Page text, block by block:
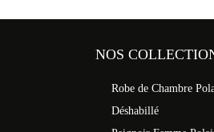
NOS
Robe de Chambre
Déshabillé